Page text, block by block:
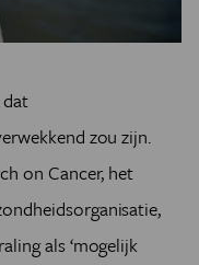
zou zijn.
on Cancer, het
als ‘mogelijk